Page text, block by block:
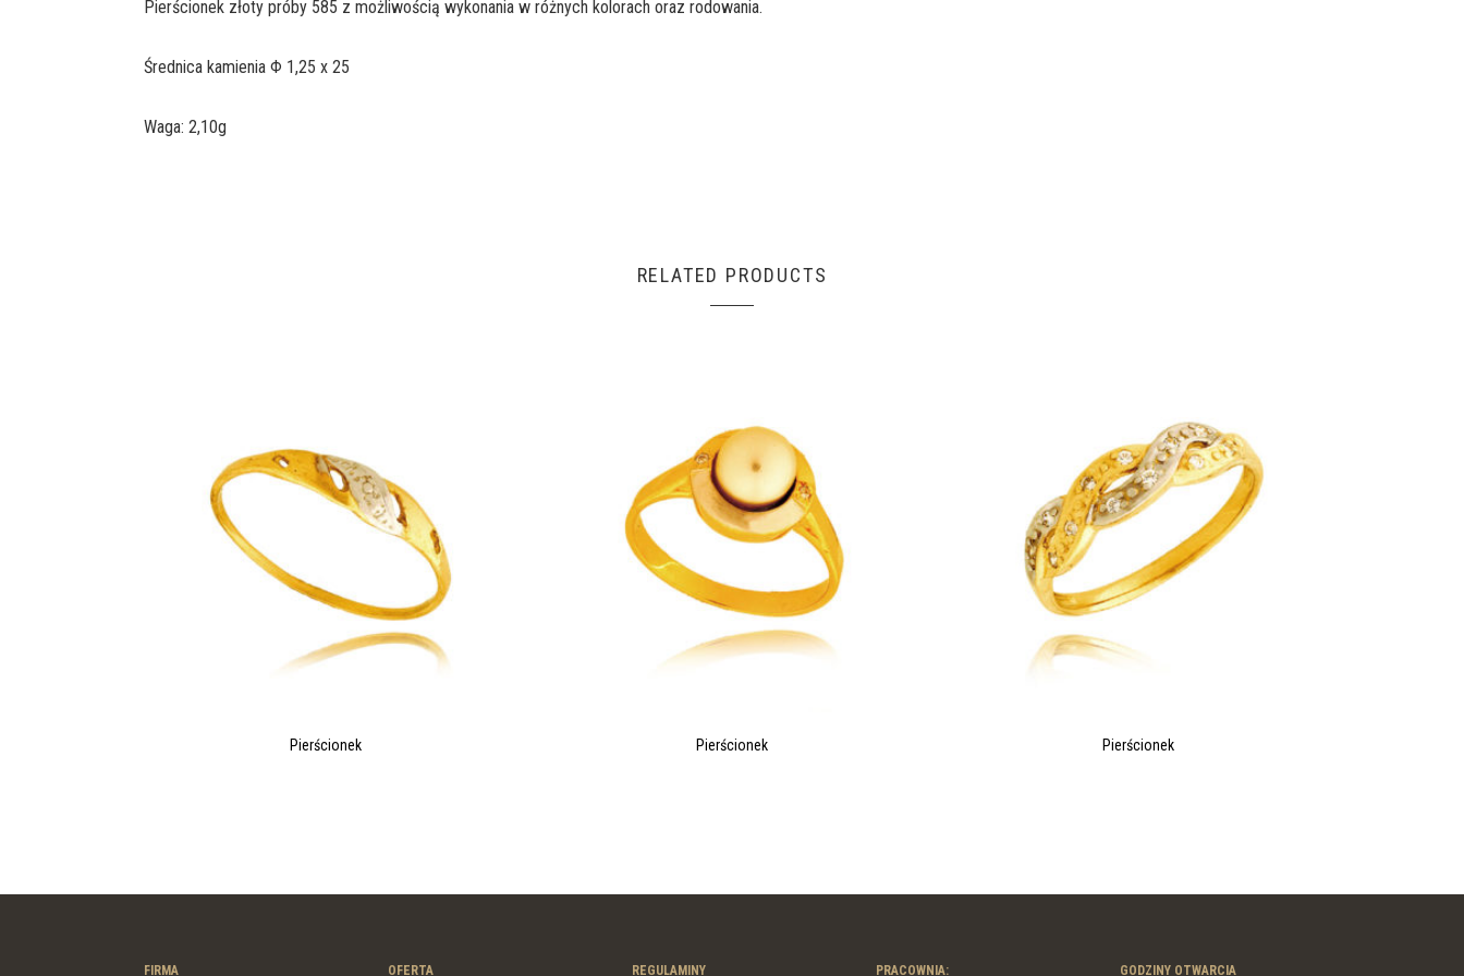
Pierścionek złoty próby 585 z możliwością wykonania w różnych kolorach oraz rodowania.
Średnica kamienia Φ 1,25 x 25
Waga: 2,10g
RELATED PRODUCTS
Pierścionek Pierścionek Pierścionek
FIRMA OFERTA REGULAMINY PRACOWNIA: GODZINY OTWARCIA